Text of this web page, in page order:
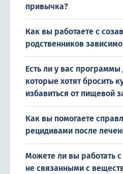
привычка?
Как вы работаете с
родственников
Есть ли у вас
которые хотят бросить
избавиться от пищевой
Как вы помогаете
рецидивами после
Можете ли вы работать
не связанными с